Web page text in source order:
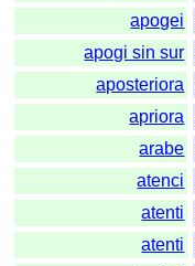
apogei
apogi sin sur
aposteriora
apriora
arabe
atenci
atenti
atenti